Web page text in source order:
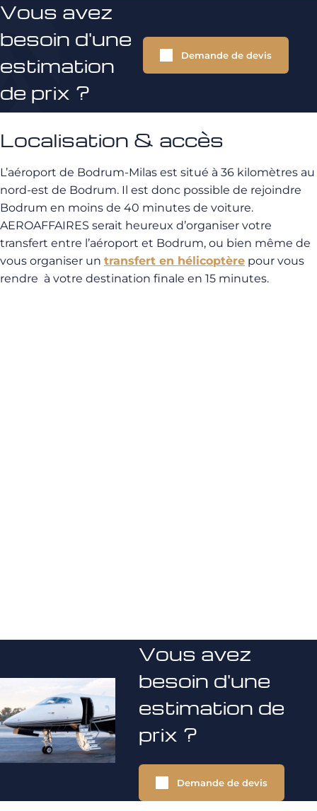
Vous avez
besoin d'une
estimation
de prix ?
Demande de devis
Localisation & accès
L’aéroport de Bodrum-Milas est situé à 36 kilomètres au
nord-est de Bodrum. Il est donc possible de rejoindre
Bodrum en moins de 40 minutes de voiture.
AEROAFFAIRES serait heureux d’organiser votre
transfert entre l’aéroport et Bodrum, ou bien même de
vous organiser un transfert en hélicoptère pour vous
rendre à votre destination finale en 15 minutes.
Vous avez
besoin d'une
estimation de
prix ?
Demande de devis